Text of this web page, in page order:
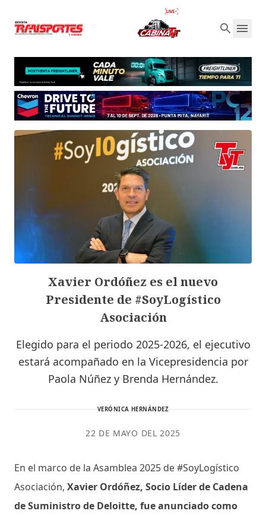
Xavier Ordóñez es el nuevo
Presidente de #SoyLogístico
Asociación
Elegido para el periodo 2025-2026, el ejecutivo
estará acompañado en la Vicepresidencia por
Paola Núñez y Brenda Hernández.
VERÓNICA HERNÁNDEZ
22 DE MAYO DEL 2025
En el marco de la Asamblea 2025 de #SoyLogístico
Asociación, Xavier Ordóñez, Socio Líder de Cadena
de Suministro de Deloitte, fue anunciado como